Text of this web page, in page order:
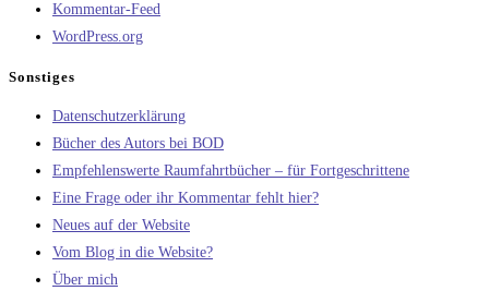
Kommentar-Feed
WordPress.org
Sonstiges
Datenschutzerklärung
Bücher des Autors bei BOD
Empfehlenswerte Raumfahrtbücher – für Fortgeschrittene
Eine Frage oder ihr Kommentar fehlt hier?
Neues auf der Website
Vom Blog in die Website?
Über mich